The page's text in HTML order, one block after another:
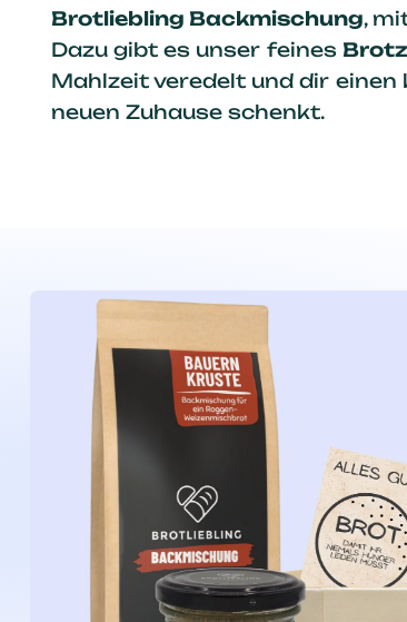
Brotliebling Backmischung,
Dazu gibt es unser feines
Mahlzeit veredelt und dir
neuen Zuhause schenkt.